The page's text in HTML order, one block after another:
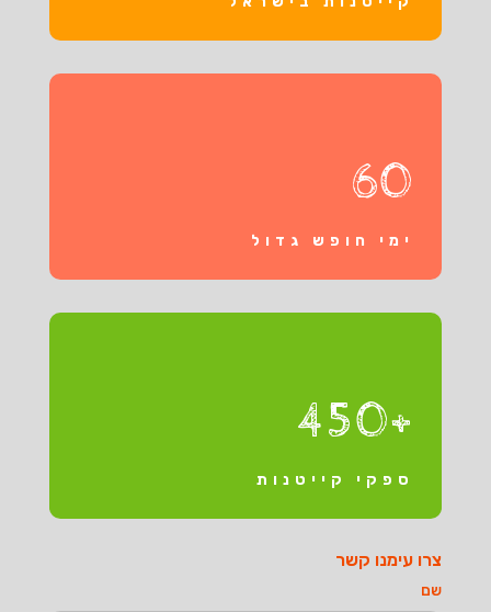
60
ימי חופש גדול
+450
ספקי קייטנות
צרו עימנו קשר
שם